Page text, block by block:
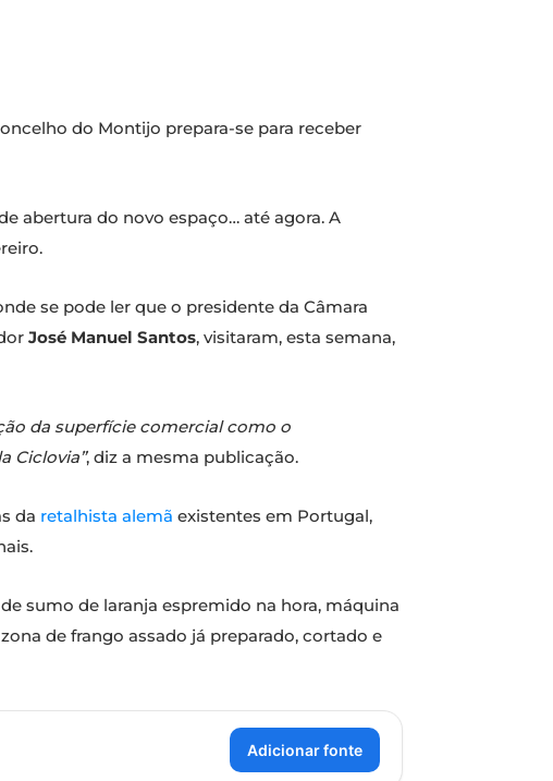
do Montijo prepara-se para receber
abertura do novo espaço… até agora. A
se pode ler que o presidente da Câmara
José Manuel Santos, visitaram, esta semana,
da superfície comercial como o
Ciclovia”, diz a mesma publicação.
da retalhista alemã existentes em Portugal,
sumo de laranja espremido na hora, máquina
de frango assado já preparado, cortado e
Adicionar fonte